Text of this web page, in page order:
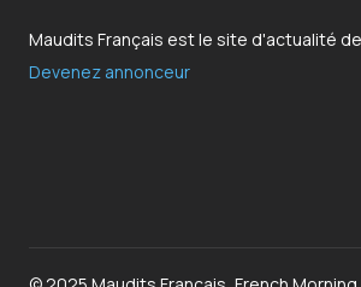
Maudits Français est le site d'actualité
Devenez annonceur